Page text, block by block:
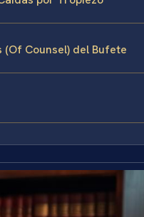
(Of Counsel) del Bufete